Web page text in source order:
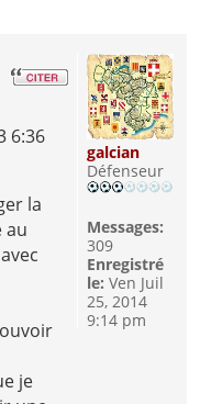
6:36
la
au
je
galcian
Défenseur
Messages:
309
Enregistré
le: Ven Juil
25, 2014
9:14 pm